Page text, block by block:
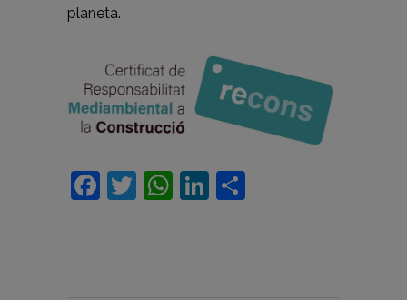
planeta.
Facebook
Twitter
WhatsApp
LinkedIn